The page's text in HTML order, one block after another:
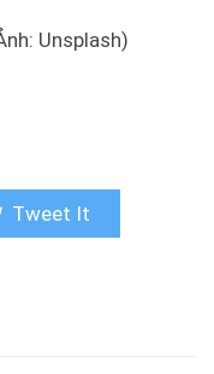
Unsplash)
Tweet It